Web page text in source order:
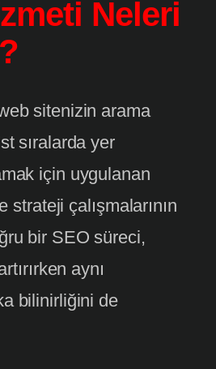
Neleri
sitenizin arama
sıralarda yer
için uygulanan
strateji çalışmalarının
bir SEO süreci,
aynı
bilinirliğini de